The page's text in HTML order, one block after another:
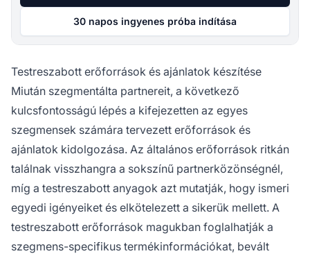
30 napos ingyenes próba indítása
Testreszabott erőforrások és ajánlatok készítése
Miután szegmentálta partnereit, a következő
kulcsfontosságú lépés a kifejezetten az egyes
szegmensek számára tervezett erőforrások és
ajánlatok kidolgozása. Az általános erőforrások ritkán
találnak visszhangra a sokszínű partnerközönségnél,
míg a testreszabott anyagok azt mutatják, hogy ismeri
egyedi igényeiket és elkötelezett a sikerük mellett. A
testreszabott erőforrások magukban foglalhatják a
szegmens-specifikus termékinformációkat, bevált